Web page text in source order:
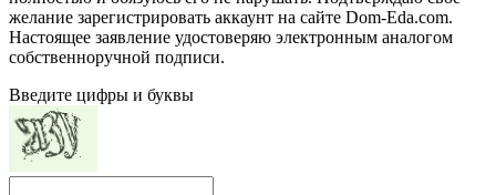
желание зарегистрировать аккаунт на сайте Dom-Eda.com.
Настоящее заявление удостоверяю электронным аналогом
собственноручной подписи.
Введите цифры и буквы